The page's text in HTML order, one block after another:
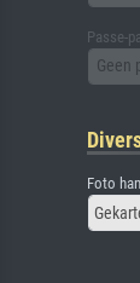
Passe-
Geen
Foto